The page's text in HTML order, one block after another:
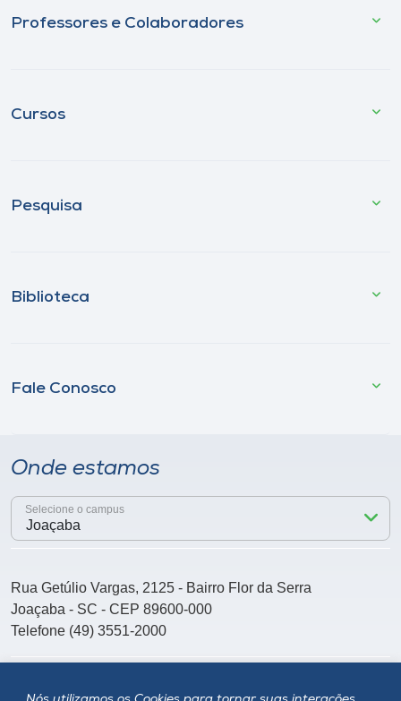
Professores e Colaboradores
Cursos
Pesquisa
Biblioteca
Fale Conosco
Onde estamos
Selecione o campus
Rua Getúlio Vargas, 2125 - Bairro Flor da Serra
Joaçaba - SC - CEP 89600-000
Telefone (49) 3551-2000
Siga a Unoesc